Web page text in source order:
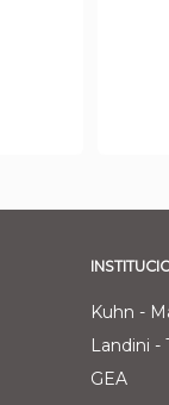
Kuhn -
Landini -
GEA